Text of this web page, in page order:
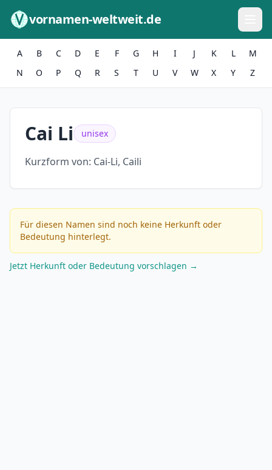
vornamen-weltweit.de
A B C D E F G H I J K L
M
N
O P Q R S T U V W X Y Z
Cai Li unisex
Kurzform von: Cai-Li, Caili
Für diesen Namen sind noch keine Herkunft oder
Bedeutung hinterlegt.
Jetzt Herkunft oder Bedeutung vorschlagen →